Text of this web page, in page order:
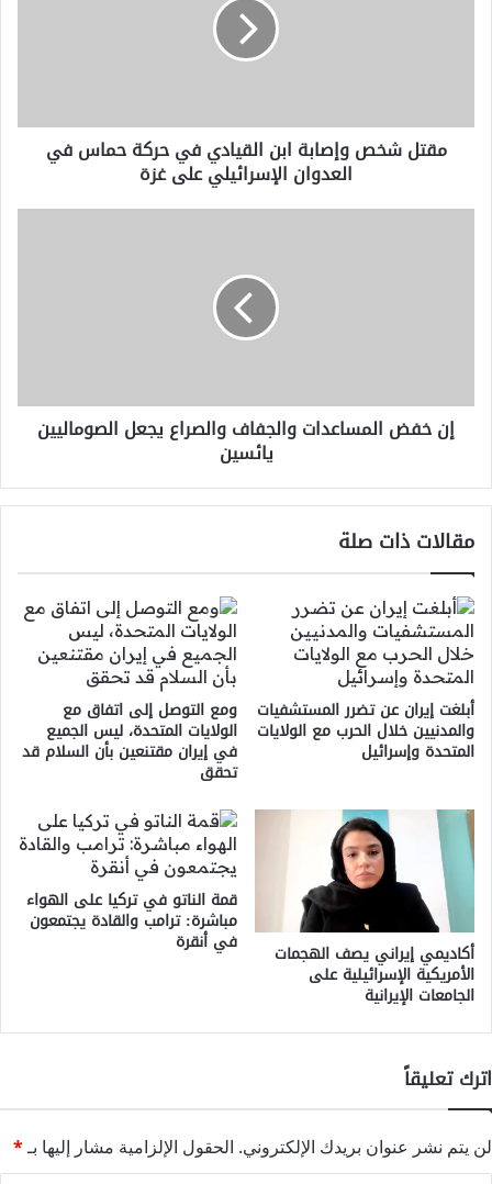
في
العدوان
غزة
مقتل شخص وإصابة ابن القيادي في حركة حماس في
العدوان الإسرائيلي على غزة
إن خفض المساعدات والجفاف والصراع يجعل الصوماليين
يائسين
مقالات ذات صلة
أبلغت إيران عن تضرر المستشفيات
والمدنيين خلال الحرب مع الولايات
المتحدة وإسرائيل
ومع التوصل إلى اتفاق مع
الولايات المتحدة، ليس الجميع
في إيران مقتنعين بأن السلام قد
تحقق
أكاديمي إيراني يصف الهجمات
الأمريكية الإسرائيلية على
الجامعات الإيرانية
قمة الناتو في تركيا على الهواء
مباشرة: ترامب والقادة يجتمعون
في أنقرة
اترك تعليقاً
لن يتم نشر عنوان بريدك الإلكتروني. الحقول الإلزامية مشار إليها بـ*